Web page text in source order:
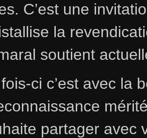
C’est une
la
soutient
ci c’est avec la
partager avec